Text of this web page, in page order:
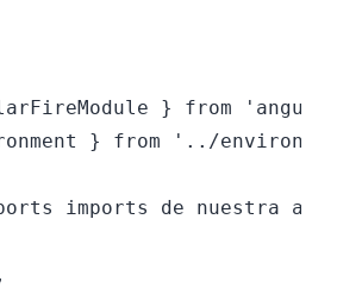
} from
} from '../
imports de nuestra